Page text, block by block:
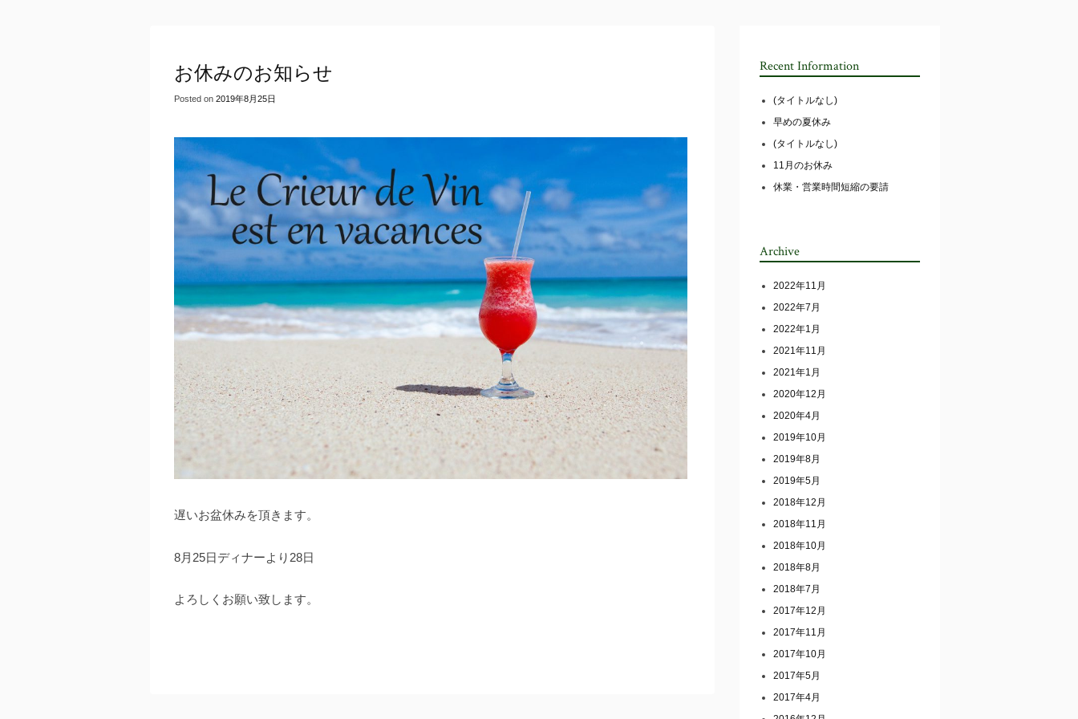
お休みのお知らせ
Posted on 2019年8月25日
遅いお盆休みを頂きます。
8月25日ディナーより28日
よろしくお願い致します。
Recent Information
(タイトルなし)
早めの夏休み
(タイトルなし)
11月のお休み
休業・営業時間短縮の要請
Archive
2022年11月
2022年7月
2022年1月
2021年11月
2021年1月
2020年12月
2020年4月
2019年10月
2019年8月
2019年5月
2018年12月
2018年11月
2018年10月
2018年8月
2018年7月
2017年12月
2017年11月
2017年10月
2017年5月
2017年4月